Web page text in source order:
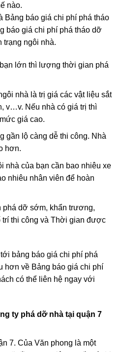
nào.
Bảng báo giá chi phí phá tháo
báo giá chi phí phá tháo dỡ
trạng ngôi nhà.
lớn thì lượng thời gian phá
nhà là trị giá các vật liệu sắt
v…v. Nếu nhà có giá trị thì
giá cao.
gần lộ càng dễ thi công. Nhà
hơn.
nhà của bạn cần bao nhiêu xe
nhiêu nhân viên để hoàn
phá dỡ sớm, khẩn trương,
trí thi công và Thời gian được
bảng báo giá chi phí phá
hơn về Bảng báo giá chi phí
có thể liên hệ ngay với
ty phá dỡ nhà tại quận 7
7. Của Văn phong là một